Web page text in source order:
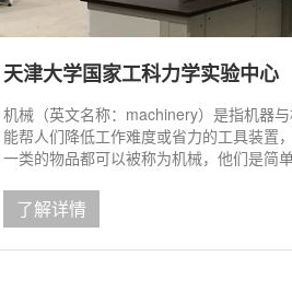
天津大学国家工科力学实验中心
机械（英文名称：machinery）是指机器
能帮人们降低工作难度或省力的工具装置
一类的物品都可以被称为机械，他们是简
了解详情